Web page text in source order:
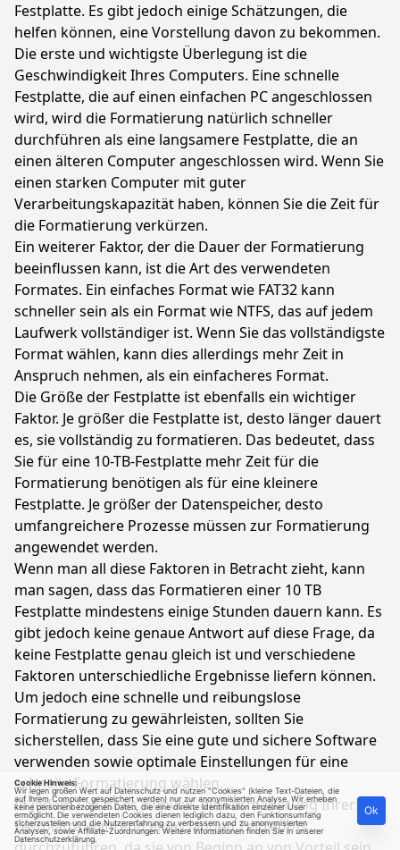
Festplatte. Es gibt jedoch einige Schätzungen, die
helfen können, eine Vorstellung davon zu bekommen.
Die erste und wichtigste Überlegung ist die
Geschwindigkeit Ihres Computers. Eine schnelle
Festplatte, die auf einen einfachen PC angeschlossen
wird, wird die Formatierung natürlich schneller
durchführen als eine langsamere Festplatte, die an
einen älteren Computer angeschlossen wird. Wenn Sie
einen starken Computer mit guter
Verarbeitungskapazität haben, können Sie die Zeit für
die Formatierung verkürzen.
Ein weiterer Faktor, der die Dauer der Formatierung
beeinflussen kann, ist die Art des verwendeten
Formates. Ein einfaches Format wie FAT32 kann
schneller sein als ein Format wie NTFS, das auf jedem
Laufwerk vollständiger ist. Wenn Sie das vollständigste
Format wählen, kann dies allerdings mehr Zeit in
Anspruch nehmen, als ein einfacheres Format.
Die Größe der Festplatte ist ebenfalls ein wichtiger
Faktor. Je größer die Festplatte ist, desto länger dauert
es, sie vollständig zu formatieren. Das bedeutet, dass
Sie für eine 10-TB-Festplatte mehr Zeit für die
Formatierung benötigen als für eine kleinere
Festplatte. Je größer der Datenspeicher, desto
umfangreichere Prozesse müssen zur Formatierung
angewendet werden.
Wenn man all diese Faktoren in Betracht zieht, kann
man sagen, dass das Formatieren einer 10 TB
Festplatte mindestens einige Stunden dauern kann. Es
gibt jedoch keine genaue Antwort auf diese Frage, da
keine Festplatte genau gleich ist und verschiedene
Faktoren unterschiedliche Ergebnisse liefern können.
Um jedoch eine schnelle und reibungslose
Formatierung zu gewährleisten, sollten Sie
sicherstellen, dass Sie eine gute und sichere Software
verwenden sowie optimale Einstellungen für eine
schnelle Formatierung wählen.
In jedem Fall ist es sinnvoll, die Formatierung Ihrer
Festplatte während eines langen Zeitraums
Cookie Hinweis:
Wir legen großen Wert auf Datenschutz und nutzen "Cookies" (kleine Text-Dateien, die
auf Ihrem Computer gespeichert werden) nur zur anonymisierten Analyse. Wir erheben
keine personenbezogenen Daten, die eine direkte Identifikation einzelner User
ermöglicht. Die verwendeten Cookies dienen lediglich dazu, den Funktionsumfang
sicherzustellen und die Nutzererfahrung zu verbessern und zu anonymisierten
Analysen, sowie Affiliate-Zuordnungen. Weitere Informationen finden Sie in unserer
Datenschutzerklärung
Ok